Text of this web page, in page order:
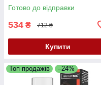
Готово до відправки
534 ₴ 712 ₴
Купити
Топ продажів –24%